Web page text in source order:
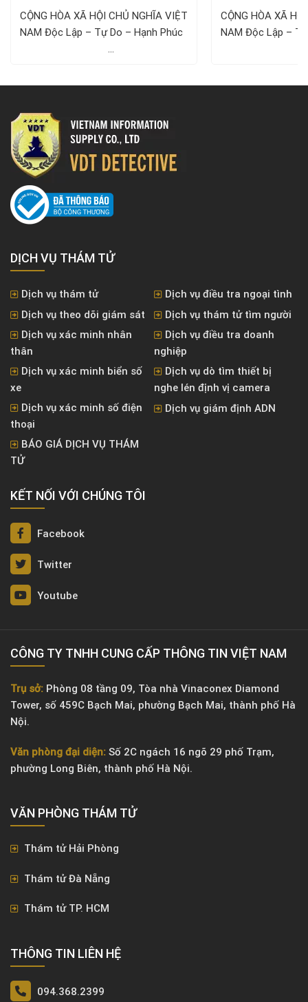
Công ty Thám tử VDT năm 2024
CỘNG HÒA XÃ HỘI CHỦ NGHĨA VIỆT
NAM Độc Lập – Tự Do – Hạnh Phúc ­­­­­­­­­­­­­­­­­­­­
...
1/5/
CỘNG HÒA XÃ
NAM Độc Lập –
DỊCH VỤ THÁM TỬ
Dịch vụ thám tử
Dịch vụ điều tra ngoại tình
Dịch vụ theo dõi giám sát
Dịch vụ thám tử tìm người
Dịch vụ xác minh nhân
thân
Dịch vụ điều tra doanh
nghiệp
Dịch vụ xác minh biển số
xe
Dịch vụ dò tìm thiết bị
nghe lén định vị camera
Dịch vụ xác minh số điện
thoại
Dịch vụ giám định ADN
BÁO GIÁ DỊCH VỤ THÁM
TỬ
KẾT NỐI VỚI CHÚNG TÔI
Facebook
Twitter
Youtube
CÔNG TY TNHH CUNG CẤP THÔNG TIN VIỆT NAM
Trụ sở: Phòng 08 tầng 09, Tòa nhà Vinaconex Diamond
Tower, số 459C Bạch Mai, phường Bạch Mai, thành phố Hà
Nội.
Văn phòng đại diện: Số 2C ngách 16 ngõ 29 phố Trạm,
phường Long Biên, thành phố Hà Nội.
VĂN PHÒNG ​THÁM TỬ
Thám tử Hải Phòng
Thám tử Đà Nẵng
Thám tử TP. HCM
THÔNG TIN LIÊN HỆ
094.368.2399